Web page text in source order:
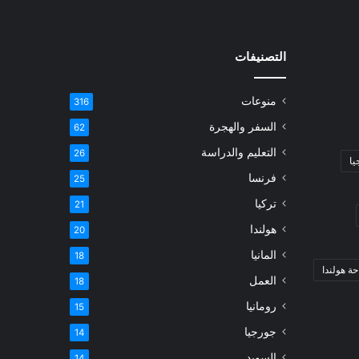
هولندا
التصنيفات
منوعات 316
السفر والهجرة 62
التعليم والدراسة 26
فرنسا 25
تركيا 21
هولندا 20
المانيا 18
العمل 18
رومانيا 15
جورجيا 14